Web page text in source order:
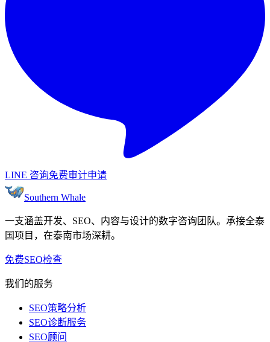
LINE 咨询免费审计申请
Southern Whale
一支涵盖开发、SEO、内容与设计的数字咨询团队。承接全泰
国项目，在泰南市场深耕。
免费SEO检查
我们的服务
SEO策略分析
SEO诊断服务
SEO顾问